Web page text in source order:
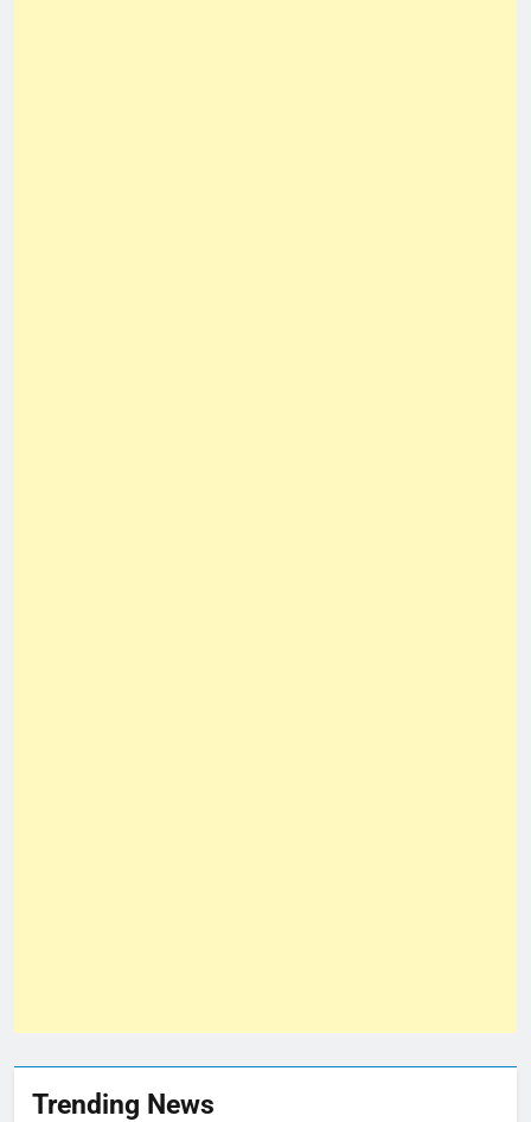
Trending News